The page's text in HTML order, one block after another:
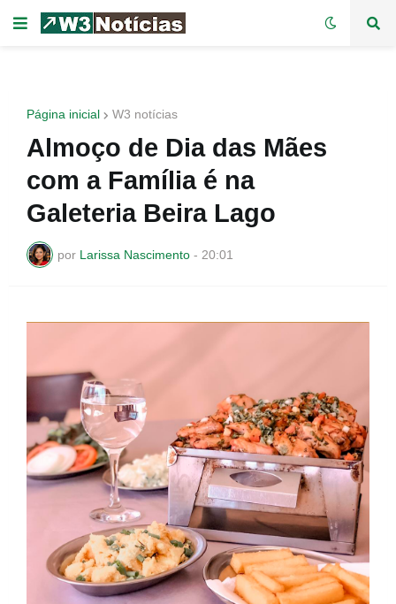
Página inicial W3 notícias
Almoço de Dia das Mães
com a Família é na
Galeteria Beira Lago
por Larissa Nascimento - 20:01